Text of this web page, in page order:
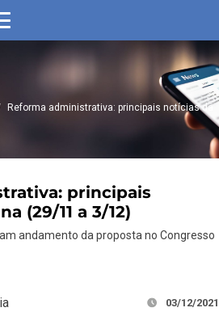
Reforma administrativa: principais notícias da
principais
(29/11 a 3/12)
andamento da proposta no Congresso
03/12/2021